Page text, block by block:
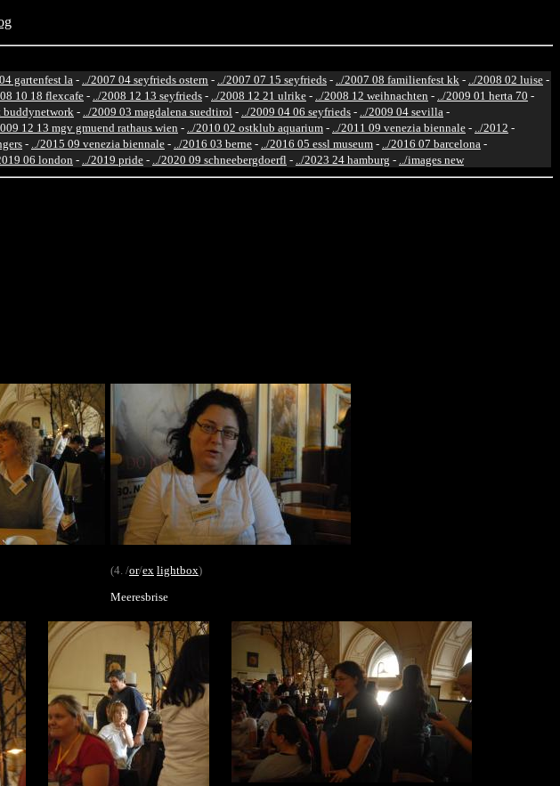
gartenfest la- ../2007 04 seyfrieds ostern - ../2007 07 15 seyfrieds - ../2007 08 familienfest kk - ../2008 02 luise -
10 18 flexcafe- ../2008 12 13 seyfrieds - ../2008 12 21 ulrike - ../2008 12 weihnachten - ../2009 01 herta 70 -
buddynetwork - ../2009 03 magdalena suedtirol - ../2009 04 06 seyfrieds - ../2009 04 sevilla -
12 13 mgv gmuend rathaus wien - ../2010 02 ostklub aquarium - ../2011 09 venezia biennale - ../2012 -
- ../2015 09 venezia biennale - ../2016 03 berne - ../2016 05 essl museum - ../2016 07 barcelona -
06 london - ../2019 pride - ../2020 09 schneebergdoerfl - ../2023 24 hamburg - ../images new
(4. /or/ex lightbox)
Meeresbrise